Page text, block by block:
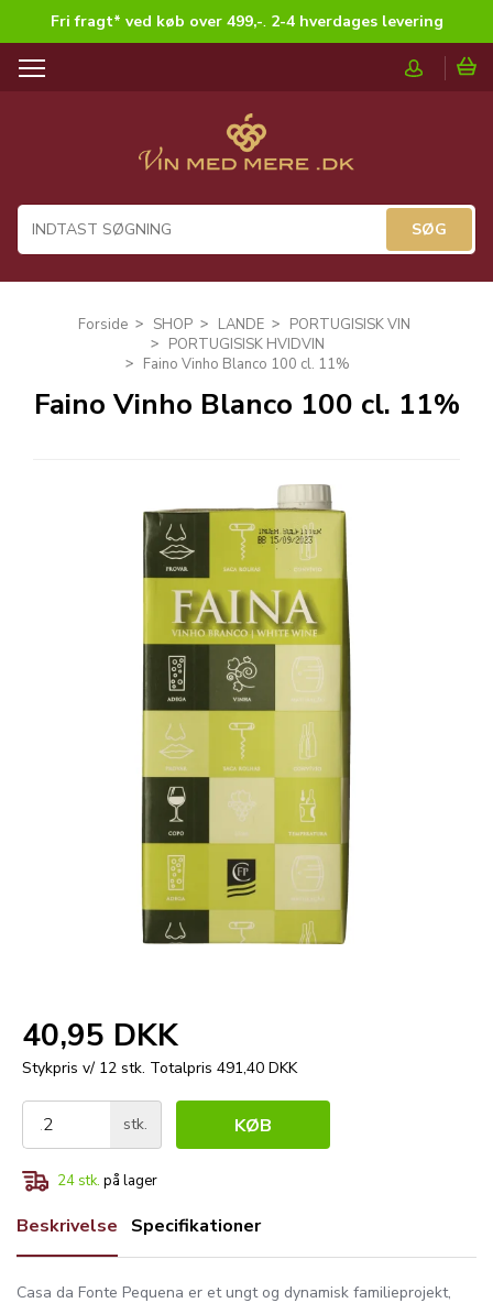
Fri fragt* ved køb over 499,-. 2-4 hverdages levering
T
a
i
o
Forside SHOP LANDE
PORTUGISISK VIN
PORTUGISISK HVIDVIN
Faino Vinho Blanco 100 cl. 11%
Faino Vinho Blanco 100 cl. 11%
40,95 DKK
Stykpris v/ 12 stk. Totalpris 491,40 DKK
stk. KØB
24 stk. på lager
Beskrivelse Specifikationer
Casa da Fonte Pequena er et ungt og dynamisk familieprojekt,